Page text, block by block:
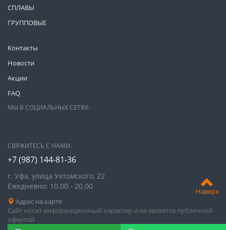
Наверх
Контакты
Новости
Акции
FAQ
СПЛАВЫ
ГРУППОВЫЕ
МЫ В СОЦИАЛЬНЫХ СЕТЯХ:
СВЯЖИТЕСЬ С НАМИ:
+7 (987) 144-81-36
г. Уфа, улица Ухтомского, 22
Ежедневно: 10.00 - 20.00
Адрес на карте
Сайт носит информационный характер и не является публичной
офертой